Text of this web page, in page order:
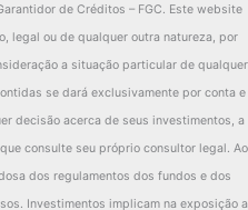
de Créditos – FGC. Este website
legal ou de qualquer outra natureza, por
a situação particular de qualquer
se dará exclusivamente por conta e
decisão acerca de seus investimentos, a
consulte seu próprio consultor legal. Ao
dos regulamentos dos fundos e dos
Investimentos implicam na exposição a